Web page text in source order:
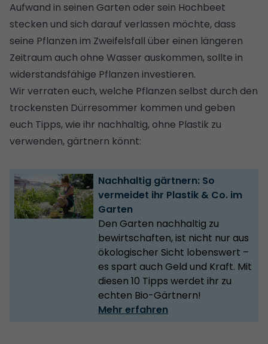
Aufwand in seinen Garten oder sein Hochbeet
stecken und sich darauf verlassen möchte, dass
seine Pflanzen im Zweifelsfall über einen längeren
Zeitraum auch ohne Wasser auskommen, sollte in
widerstandsfähige Pflanzen investieren.
Wir verraten euch,welche Pflanzen selbst durch den
trockensten Dürresommer kommen und geben
euch Tipps, wie ihr nachhaltig, ohne Plastik zu
verwenden, gärtnern könnt:
Nachhaltig gärtnern: So
vermeidet ihr Plastik & Co. im
Garten
Den Garten nachhaltig zu
bewirtschaften, ist nicht nur aus
ökologischer Sicht lobenswert –
es spart auch Geld und Kraft. Mit
diesen 10 Tipps werdet ihr zu
echten Bio-Gärtnern!
Mehr erfahren